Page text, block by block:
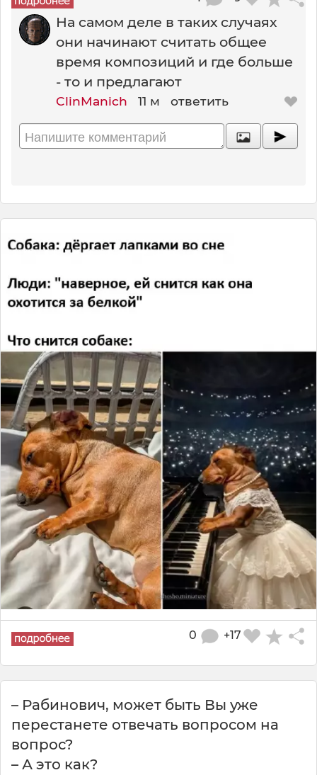
На самом деле в таких случаях
они начинают считать общее
время композиций и где больше
- то и предлагают
ClinManich 11 м ответить
+17
0
– Рабинович, может быть Вы уже
перестанете отвечать вопросом на
вопрос?
– А это как?